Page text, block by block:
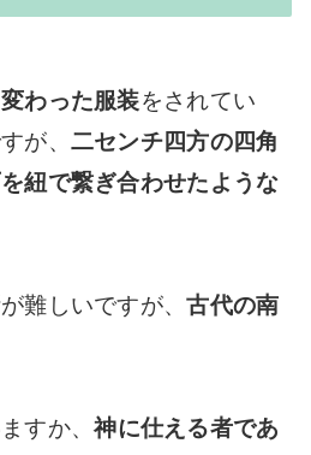
わった服装をされてい
が、 二センチ四方の四角
紐で繋ぎ合わせたような
難しいですが、古代の南
すか、神に仕える者であ